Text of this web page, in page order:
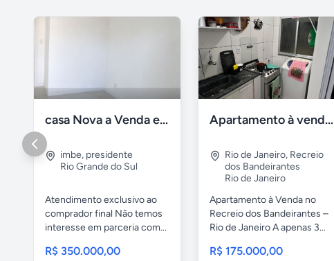
casa Nova a Venda em Imbé / rs
imbe, presidente
Rio Grande do Sul
Atendimento exclusivo ao
comprador final Não temos
interesse em parceria com...
R$ 350.000,00
Apartamento à venda na praia Recreio - RJ
Rio de Janeiro, Recreio
dos Bandeirantes
Rio de Janeiro
Apartamento à Venda no
Recreio dos Bandeirantes –
Rio de Janeiro A apenas 3...
R$ 175.000,00